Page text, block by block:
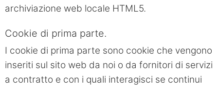
archiviazione web locale HTML5.
Cookie di prima parte.
I cookie di prima parte sono cookie che vengono
inseriti sul sito web da noi o da fornitori di servizi
a contratto e con i quali interagisci se continui